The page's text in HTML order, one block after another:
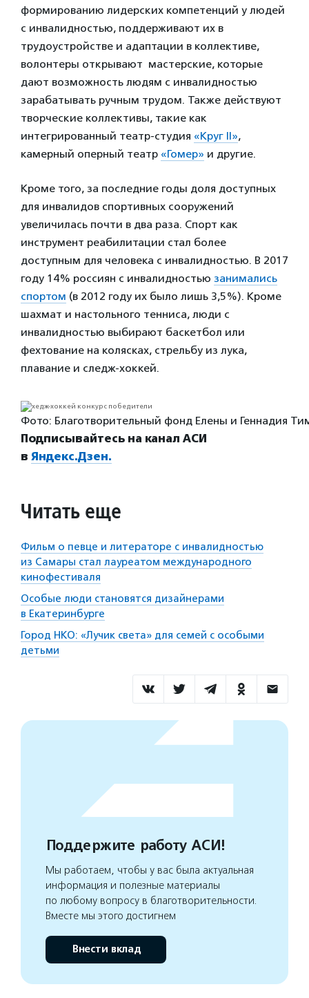
формированию лидерских компетенций у людей
с инвалидностью, поддерживают их в
трудоустройстве и адаптации в коллективе,
волонтеры открывают мастерские, которые
дают возможность людям с инвалидностью
зарабатывать ручным трудом. Также действуют
творческие коллективы, такие как
интегрированный театр-студия «Круг II»,
камерный оперный театр «Гомер» и другие.
Кроме того, за последние годы доля доступных
для инвалидов спортивных сооружений
увеличилась почти в два раза. Спорт как
инструмент реабилитации стал более
доступным для человека с инвалидностью. В 2017
году 14% россиян с инвалидностью занимались
спортом (в 2012 году их было лишь 3,5%). Кроме
шахмат и настольного тенниса, люди с
инвалидностью выбирают баскетбол или
фехтование на колясках, стрельбу из лука,
плавание и следж-хоккей.
Фото: Благотворительный фонд Елены и Геннадия
Подписывайтесь на канал АСИ
в Яндекс.Дзен.
Читать еще
Фильм о певце и литераторе с инвалидностью
из Самары стал лауреатом международного
кинофестиваля
Особые люди становятся дизайнерами
в Екатеринбурге
Город НКО: «Лучик света» для семей с особыми
детьми
Поддержите работу АСИ!
Мы работаем, чтобы у вас была актуальная
информация и полезные материалы
по любому вопросу в благотворительности.
Вместе мы этого достигнем
Внести вклад